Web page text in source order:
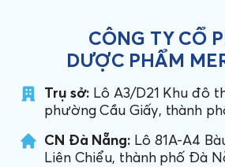
CÔNG TY CỔ
DƯỢC PHẨM
Trụ sở: Lô A3/D21 Khu đô
phường Cầu Giấy, thành
CN Đà Nẵng: Lô 81A-A4
Liên Chiểu, thành phố Đà